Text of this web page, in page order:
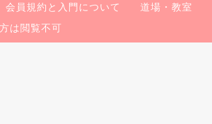
会員規約と入門について
道場・教室
は閲覧不可